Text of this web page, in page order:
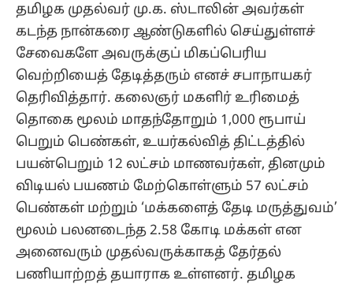
தமிழக முதல்வர் மு.க. ஸ்டாலின் அவர்கள்
கடந்த நான்கரை ஆண்டுகளில் செய்துள்ளச்
சேவைகளே அவருக்குப் மிகப்பெரிய
வெற்றியைத் தேடித்தரும் எனச் சபாநாயகர்
தெரிவித்தார். கலைஞர் மகளிர் உரிமைத்
தொகை மூலம் மாதந்தோறும் 1,000 ரூபாய்
பெறும் பெண்கள், உயர்கல்வித் திட்டத்தில்
பயன்பெறும் 12 லட்சம் மாணவர்கள், தினமும்
விடியல் பயணம் மேற்கொள்ளும் 57 லட்சம்
பெண்கள் மற்றும் ‘மக்களைத் தேடி மருத்துவம்’
மூலம் பலனடைந்த 2.58 கோடி மக்கள் என
அனைவரும் முதல்வருக்காகத் தேர்தல்
பணியாற்றத் தயாராக உள்ளனர். தமிழக